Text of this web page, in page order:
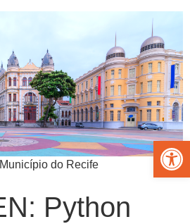
Abrir
do Recife
Python